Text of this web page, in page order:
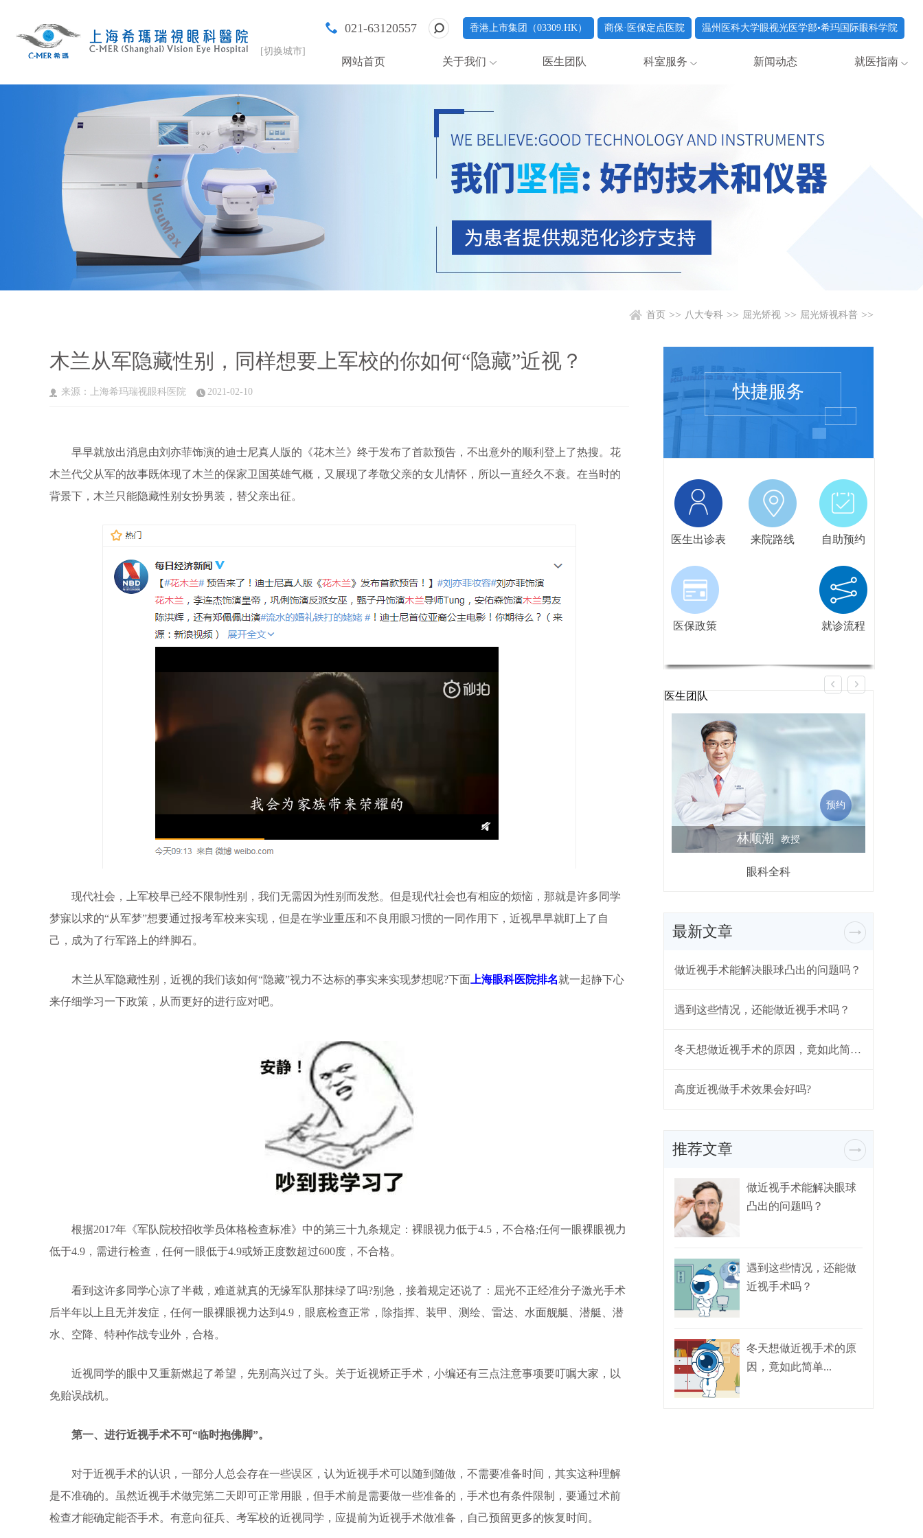
[切换城市]
021-63120557 香港上市集团（03309.HK） 商保·医保定点医院 温州医科大学眼视光医学部•希玛国际眼科学院
网站首页 关于我们 医生团队 科室服务 新闻动态 就医指南
首页 >> 八大专科 >> 屈光矫视 >> 屈光矫视科普 >>
木兰从军隐藏性别，同样想要上军校的你如何“隐藏”近视？
来源：上海希玛瑞视眼科医院 2021-02-10
早早就放出消息由刘亦菲饰演的迪士尼真人版的《花木兰》终于发布了首款预告，不出意外的顺利登上了热搜。花
木兰代父从军的故事既体现了木兰的保家卫国英雄气概，又展现了孝敬父亲的女儿情怀，所以一直经久不衰。在当时的
背景下，木兰只能隐藏性别女扮男装，替父亲出征。
现代社会，上军校早已经不限制性别，我们无需因为性别而发愁。但是现代社会也有相应的烦恼，那就是许多同学
梦寐以求的“从军梦”想要通过报考军校来实现，但是在学业重压和不良用眼习惯的一同作用下，近视早早就盯上了自
己，成为了行军路上的绊脚石。
木兰从军隐藏性别，近视的我们该如何“隐藏”视力不达标的事实来实现梦想呢?下面 上海眼科医院排名就一起静下心
来仔细学习一下政策，从而更好的进行应对吧。
根据2017年《军队院校招收学员体格检查标准》中的第三十九条规定：裸眼视力低于4.5，不合格;任何一眼裸眼视力
低于4.9，需进行检查，任何一眼低于4.9或矫正度数超过600度，不合格。
看到这许多同学心凉了半截，难道就真的无缘军队那抹绿了吗?别急，接着规定还说了：屈光不正经准分子激光手术
后半年以上且无并发症，任何一眼裸眼视力达到4.9，眼底检查正常，除指挥、装甲、测绘、雷达、水面舰艇、潜艇、潜
水、空降、特种作战专业外，合格。
近视同学的眼中又重新燃起了希望，先别高兴过了头。关于近视矫正手术 ，小编还有三点注意事项要叮嘱大家，以
免贻误战机。
第一、进行近视手术不可“临时抱佛脚”。
对于近视手术的认识，一部分人总会存在一些误区，认为近视手术可以随到随做，不需要准备时间，其实这种理解
是不准确的。虽然近视手术做完第二天即可正常用眼，但手术前是需要做一些准备的，手术也有条件限制，要通过术前
检查才能确定能否手术。有意向征兵、考军校的近视同学，应提前为近视手术做准备，自己预留更多的恢复时间。
快捷服务
医生出诊表 来院路线 自助预约
医保政策 就诊流程
医生团队
林顺潮 教授
预约
眼科全科
最新文章
做近视手术能解决眼球凸出的问题吗？
遇到这些情况，还能做近视手术吗？
冬天想做近视手术的原因，竟如此简单...
高度近视做手术效果会好吗?
推荐文章
做近视手术能解决眼球
凸出的问题吗？
遇到这些情况，还能做
近视手术吗？
冬天想做近视手术的原
因，竟如此简单...